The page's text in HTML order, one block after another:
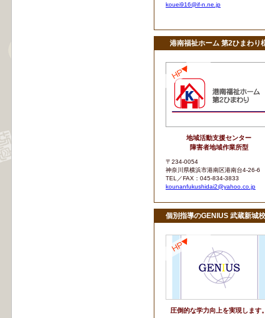
kouei916@if-n.ne.jp
港南福祉ホーム 第2ひまわり
地域活動支援センター
障害者地域作業所型
〒234-0054
神奈川県横浜市港南区港南台4-26-6
TEL／FAX：045-834-3833
kounanfukushidai2@yahoo.co.jp
個別指導のGENIUS 武蔵新城
圧倒的な学力向上を実現します